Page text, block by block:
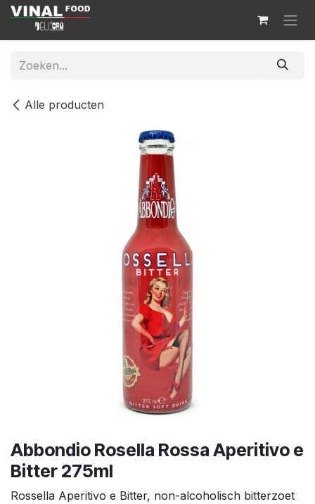
Overslaan naar inhoud
Alle producten
Abbondio Rosella Rossa Aperitivo e
Bitter 275ml
Rossella Aperitivo e Bitter, non-alcoholisch bitterzoet